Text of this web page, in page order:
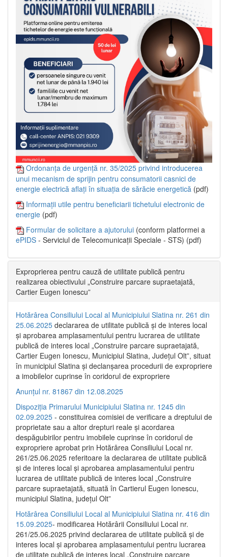
Ordonanța de urgență nr. 35/2025 privind introducerea
unui mecanism de sprijin pentru consumatorii casnici de
energie electrică aflați în situația de sărăcie energetică (pdf)
Informații utile pentru beneficiarii tichetului electronic de
energie (pdf)
Formular de solicitare a ajutorului (conform platformei a
ePIDS - Serviciul de Telecomunicații Speciale - STS) (pdf)
Exproprierea pentru cauză de utilitate publică pentru
realizarea obiectivului „Construire parcare supraetajată,
Cartier Eugen Ionescu”
Hotărârea Consiliului Local al Municipiului Slatina nr. 261 din
25.06.2025 declararea de utilitate publică și de interes local
și aprobarea amplasamentului pentru lucrarea de utilitate
publică de interes local „Construire parcare supraetajată,
Cartier Eugen Ionescu, Municipiul Slatina, Județul Olt”, situat
în municipiul Slatina și declanșarea procedurii de expropriere
a imobilelor cuprinse în coridorul de expropriere
Anunțul nr. 81867 din 12.08.2025
Dispoziția Primarului Municipiului Slatina nr. 1245 din
02.09.2025 - constituirea comisiei de verificare a dreptului de
proprietate sau a altor drepturi reale și acordarea
despăgubirilor pentru imobilele cuprinse în coridorul de
expropriere aprobat prin Hotărârea Consiliului Local nr.
261/25.06.2025 referitoare la declararea de utilitate publică
și de interes local și aprobarea amplasamentului pentru
lucrarea de utilitate publică de interes local „Construire
parcare supraetajată, situată în Cartierul Eugen Ionescu,
municipiul Slatina, județul Olt”
Hotărârea Consiliului Local al Municipiului Slatina nr. 416 din
15.09.2025- modificarea Hotărârii Consiliului Local nr.
261/25.06.2025 privind declararea de utilitate publică și de
interes local și aprobarea amplasamentului pentru lucrarea
de utilitate publică de interes local „Construire parcare